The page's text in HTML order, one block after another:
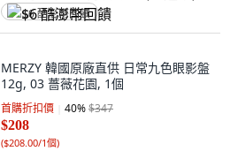
$6 酷澎幣回饋
MERZY 韓國原廠直供 日常九色眼影盤
12g, 03 薔薇花園, 1個
首購折扣價 40%$347
$208
($208.00/1個)